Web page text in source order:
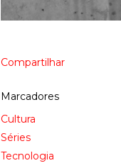
Compartilhar
Marcadores
Cultura
Séries
Tecnologia